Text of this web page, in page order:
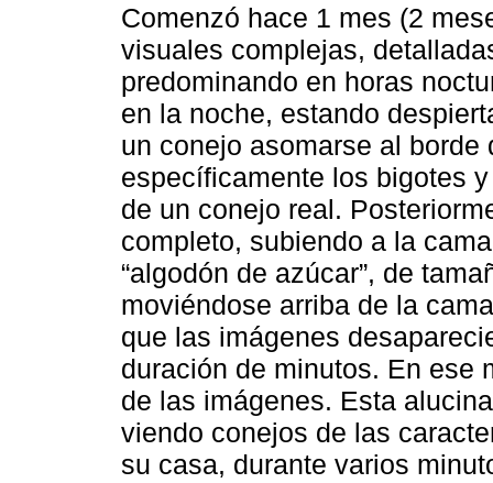
Comenzó hace 1 mes (2
visuales complejas,
predominando en horas
en la noche, estando
un conejo asomarse al borde
específicamente los bigotes
de un conejo real.
completo, subiendo a la
“algodón de azúcar”, de
moviéndose arriba de la
que las imágenes
duración de minutos. En ese
de las imágenes. Esta
viendo conejos de las
su casa, durante varios